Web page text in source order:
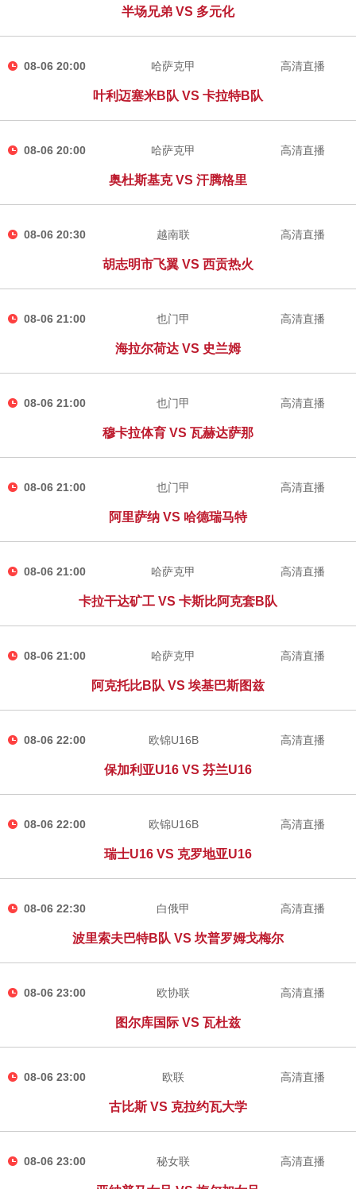
半场兄弟 VS 多元化
08-06 20:00 哈萨克甲
叶利迈塞米B队 VS 卡拉特B队
高清直播
08-06 20:00 哈萨克甲
奥杜斯基克 VS 汗腾格里
高清直播
08-06 20:30 越南联
胡志明市飞翼 VS 西贡热火
高清直播
08-06 21:00 也门甲
海拉尔荷达 VS 史兰姆
高清直播
08-06 21:00 也门甲
穆卡拉体育 VS 瓦赫达萨那
高清直播
08-06 21:00 也门甲
阿里萨纳 VS 哈德瑞马特
高清直播
08-06 21:00 哈萨克甲
卡拉干达矿工 VS 卡斯比阿克套B队
高清直播
08-06 21:00 哈萨克甲
阿克托比B队 VS 埃基巴斯图兹
高清直播
08-06 22:00 欧锦U16B
保加利亚U16 VS 芬兰U16
高清直播
08-06 22:00 欧锦U16B
瑞士U16 VS 克罗地亚U16
高清直播
08-06 22:30 白俄甲
波里索夫巴特B队 VS 坎普罗姆戈梅尔
高清直播
08-06 23:00 欧协联
图尔库国际 VS 瓦杜兹
高清直播
08-06 23:00 欧联
古比斯 VS 克拉约瓦大学
高清直播
08-06 23:00 秘女联 高清直播